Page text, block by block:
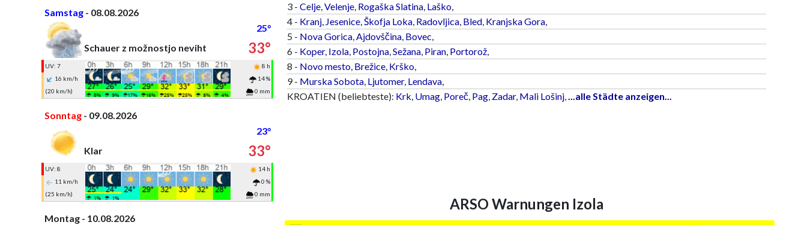
Samstag- 08.08.2026
25°
Schauer z možnostjo neviht
33°
UV: 7
8 h
16 km/h
14 %
(20 km/h)
0 mm
Sonntag- 09.08.2026
23°
Klar
33°
UV: 8
14 h
11 km/h
0 %
(25 km/h)
0 mm
Montag - 10.08.2026
3 - Celje,Velenje, Rogaška Slatina, Laško,
4 - Kranj, Jesenice,Škofja Loka, Radovljica, Bled, Kranjska Gora,
5 - Nova Gorica,Ajdovščina, Bovec,
6 - Koper, Izola, Postojna,Sežana, Piran, Portorož,
8 - Novo mesto, Brežice, Krško,
9 - Murska Sobota, Ljutomer, Lendava,
KROATIEN (beliebteste): Krk, Umag, Poreč, Pag, Zadar, Mali Lošinj,...alle Städte anzeigen...
ARSO Warnungen Izola